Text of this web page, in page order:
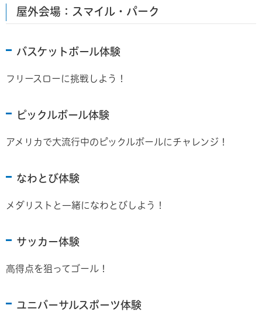
屋外会場：スマイル・パーク
バスケットボール体験
フリースローに挑戦しよう！
ピックルボール体験
アメリカで大流行中のピックルボールにチャレンジ！
なわとび体験
メダリストと一緒になわとびしよう！
サッカー体験
高得点を狙ってゴール！
ユニバーサルスポーツ体験